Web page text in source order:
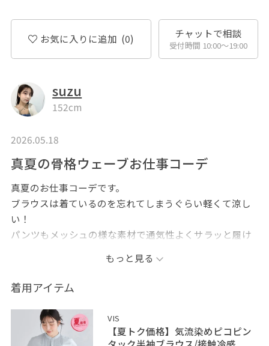
お気に入りに追加 (0) チャットで相談
受付時間 10:00〜19:00
suzu
152cm
2026.05.18
真夏の骨格ウェーブお仕事コーデ
真夏のお仕事コーデです。
ブラウスは着ているのを忘れてしまうぐらい軽くて涼し
い！
パンツもメッシュの様な素材で通気性よくサラッと履け
ハイウエストデザインで骨格ウェーブのスタイルアップ
におすすめです☺︎
ブラウスは前を開けてインナーにキャミソール、ボトム
スをカジュアルなものに変えると普段使いもできます！
パンツはセットアップのジャケット（BVV36200）がござ
もっと見る
着用アイテム
VIS
【夏トク価格】気流染めピコピン